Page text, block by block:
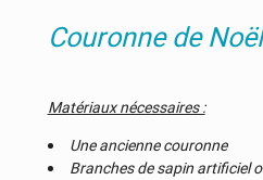
Couronne de
Matériaux nécessaires :
Une ancienne couronne
Branches de sapin artificiel